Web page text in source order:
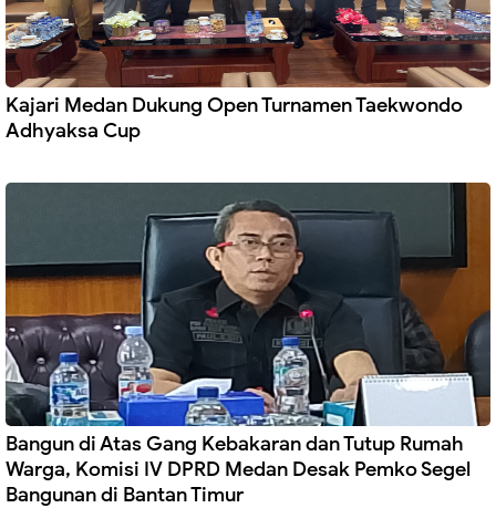
Kajari Medan Dukung Open Turnamen Taekwondo
Adhyaksa Cup
Bangun di Atas Gang Kebakaran dan Tutup Rumah
Warga, Komisi IV DPRD Medan Desak Pemko Segel
Bangunan di Bantan Timur